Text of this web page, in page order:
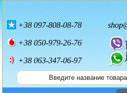
+38097-808-08-78
+38050-979-26-76
+38 063-347-06-97